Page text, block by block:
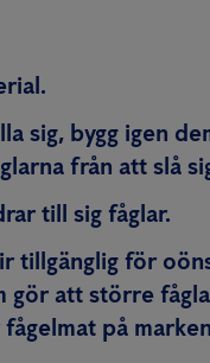
sig, bygg igen
från att slå
till sig fåglar.
tillgänglig för
gör att större
på